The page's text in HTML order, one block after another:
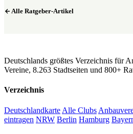
Alle Ratgeber-Artikel
Deutschlands größtes Verzeichnis für
Vereine, 8.263 Stadtseiten und 800+
Verzeichnis
Deutschlandkarte Alle Clubs
eintragen NRW Berlin Hamburg